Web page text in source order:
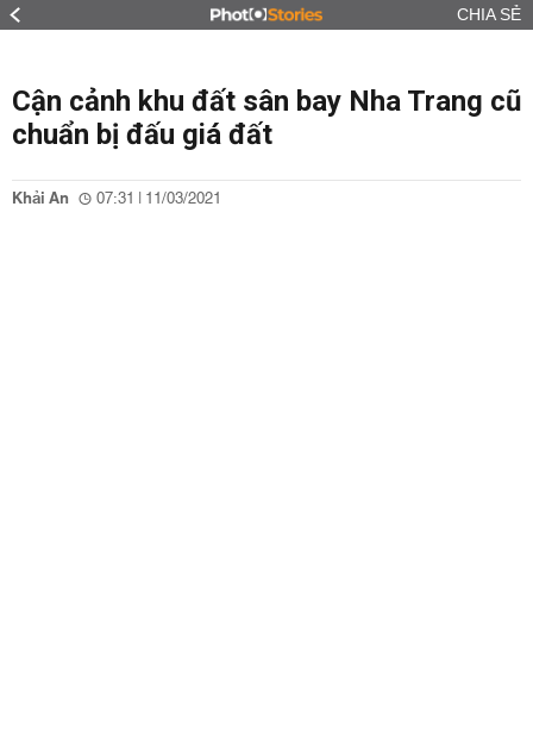
CHIA SẺ
Cận cảnh khu đất sân bay Nha Trang cũ
chuẩn bị đấu giá đất
Khải An 07:31 | 11/03/2021